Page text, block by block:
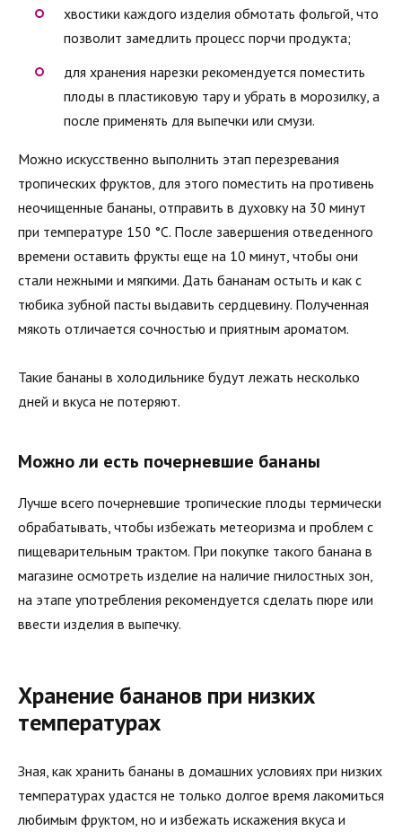
хвостики каждого изделия обмотать фольгой, что
позволит замедлить процесс порчи продукта;
для хранения нарезки рекомендуется поместить
плоды в пластиковую тару и убрать в морозилку, а
после применять для выпечки или смузи.
Можно искусственно выполнить этап перезревания
тропических фруктов, для этого поместить на противень
неочищенные бананы, отправить в духовку на 30 минут
при температуре 150 °С. После завершения отведенного
времени оставить фрукты еще на 10 минут, чтобы они
стали нежными и мягкими. Дать бананам остыть и как с
тюбика зубной пасты выдавить сердцевину. Полученная
мякоть отличается сочностью и приятным ароматом.
Такие бананы в холодильнике будут лежать несколько
дней и вкуса не потеряют.
Можно ли есть почерневшие бананы
Лучше всего почерневшие тропические плоды термически
обрабатывать, чтобы избежать метеоризма и проблем с
пищеварительным трактом. При покупке такого банана в
магазине осмотреть изделие на наличие гнилостных зон,
на этапе употребления рекомендуется сделать пюре или
ввести изделия в выпечку.
Хранение бананов при низких
температурах
Зная, как хранить бананы в домашних условиях при низких
температурах удастся не только долгое время лакомиться
любимым фруктом, но и избежать искажения вкуса и